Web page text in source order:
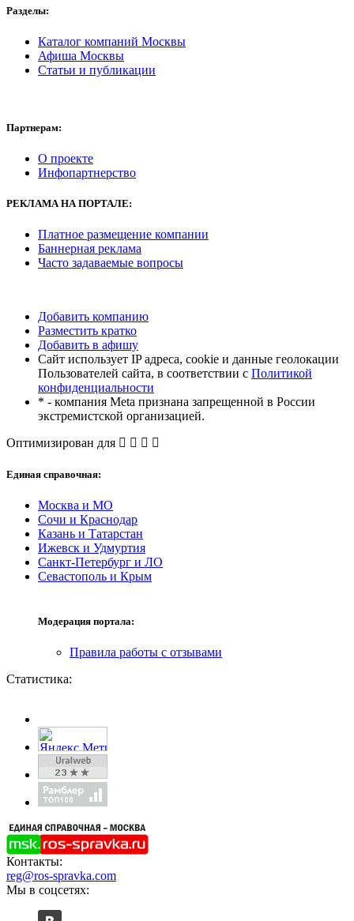
Разделы:
Каталог компаний Москвы
Афиша Москвы
Статьи и публикации
Партнерам:
О проекте
Инфопартнерство
РЕКЛАМАНА ПОРТАЛЕ:
Платное размещение компании
Баннерная реклама
Часто задаваемые вопросы
Добавить компанию
Разместить кратко
Добавить в афишу
Сайт использует IP адреса, cookie и данные геолокации
Пользователей сайта, в соответствии с Политикой
конфиденциальности
* - компания Meta признана запрещенной в России
экстремистской организацией.
Оптимизирован для
Единая справочная:
Москва и МО
Сочи и Краснодар
Казань и Татарстан
Ижевск и Удмуртия
Санкт-Петербург и ЛО
Севастополь и Крым
Модерация портала:
Правила работы с отзывами
Статистика:
Контакты:
reg@ros-spravka.com
Мы в соцсетях: